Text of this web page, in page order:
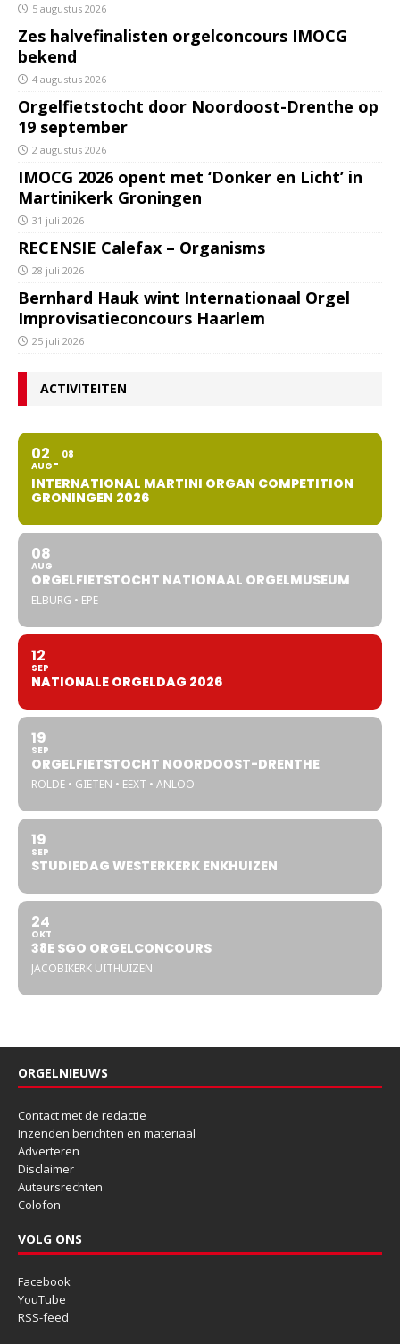
5 augustus 2026
Zes halvefinalisten orgelconcours IMOCG
bekend
4 augustus 2026
Orgelfietstocht door Noordoost-Drenthe op
19 september
2 augustus 2026
IMOCG 2026 opent met ‘Donker en Licht’ in
Martinikerk Groningen
31 juli 2026
RECENSIE Calefax – Organisms
28 juli 2026
Bernhard Hauk wint Internationaal Orgel
Improvisatieconcours Haarlem
25 juli 2026
ACTIVITEITEN
02
AUG
08
INTERNATIONAL MARTINI ORGAN COMPETITION
GRONINGEN 2026
08
AUG
ORGELFIETSTOCHT NATIONAAL ORGELMUSEUM
ELBURG • EPE
12
SEP
NATIONALE ORGELDAG 2026
19
SEP
ORGELFIETSTOCHT NOORDOOST-DRENTHE
ROLDE • GIETEN • EEXT • ANLOO
19
SEP
STUDIEDAG WESTERKERK ENKHUIZEN
24
OKT
38E SGO ORGELCONCOURS
JACOBIKERK UITHUIZEN
ORGELNIEUWS
Contact met de redactie
Inzenden berichten en materiaal
Adverteren
Disclaimer
Auteursrechten
Colofon
VOLG ONS
Facebook
YouTube
RSS-feed